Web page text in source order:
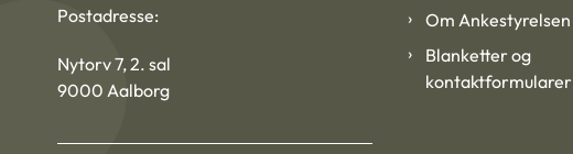
Postadresse:
Nytorv 7, 2. sal
9000 Aalborg
Om Ankestyrelsen
Blanketter og
kontaktformularer